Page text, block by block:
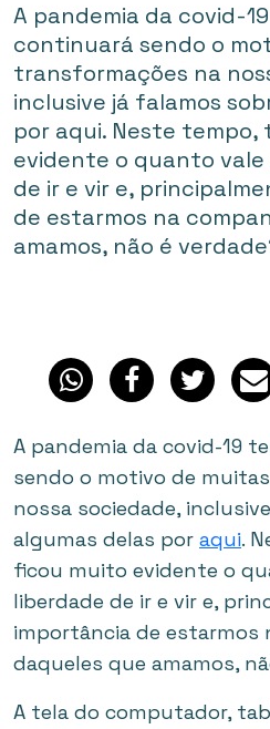
A pandemia da covid-
continuará sendo o
transformações na
inclusive já falamos
por aqui. Neste
evidente o quanto vale
de ir e vir e,
de estarmos na
amamos, não é
A pandemia da covid-19
sendo o motivo de
nossa sociedade,
algumas delas por aqui.
ficou muito evidente o
liberdade de ir e vir e,
importância de estarmos
daqueles que amamos,
A tela do computador,